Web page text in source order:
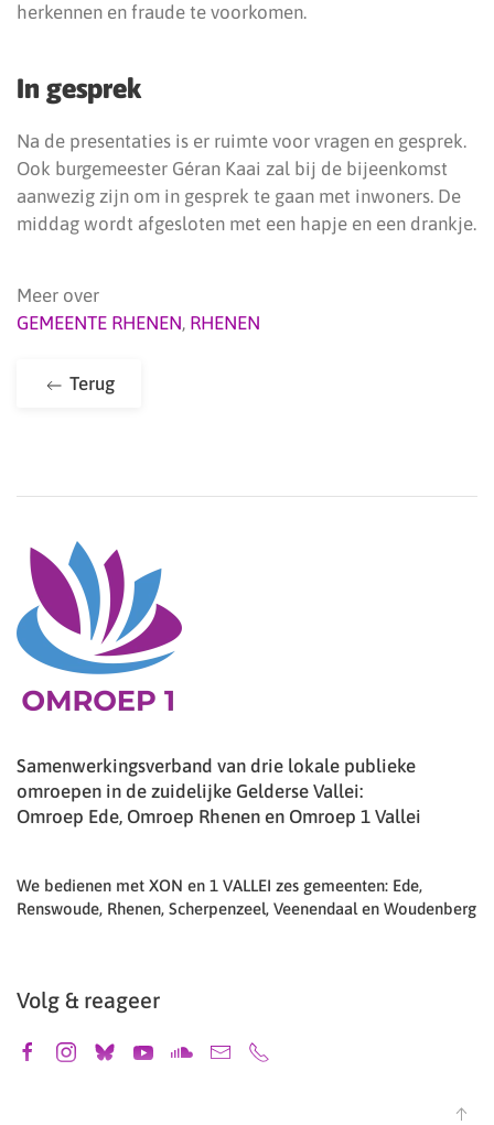
herkennen en fraude te voorkomen.
In gesprek
Na de presentaties is er ruimte voor vragen en gesprek.
Ook burgemeester Géran Kaai zal bij de bijeenkomst
aanwezig zijn om in gesprek te gaan met inwoners. De
middag wordt afgesloten met een hapje en een drankje.
Meer over
GEMEENTE RHENEN, RHENEN
Terug
Samenwerkingsverband van drie lokale publieke
omroepen in de zuidelijke Gelderse Vallei:
Omroep Ede, Omroep Rhenen en Omroep 1 Vallei
We bedienen met XON en 1 VALLEI zes gemeenten: Ede,
Renswoude, Rhenen, Scherpenzeel, Veenendaal en Woudenberg
Volg & reageer